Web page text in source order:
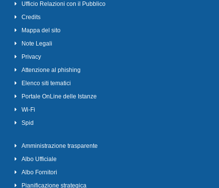
Ufficio Relazioni con il Pubblico
Credits
Mappa del sito
Note Legali
Privacy
Attenzione al phishing
Elenco siti tematici
Portale OnLine delle Istanze
Wi-Fi
Spid
Amministrazione trasparente
Albo Ufficiale
Albo Fornitori
Pianificazione strategica